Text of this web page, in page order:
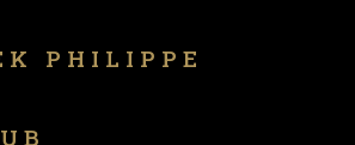
PHILIPPE